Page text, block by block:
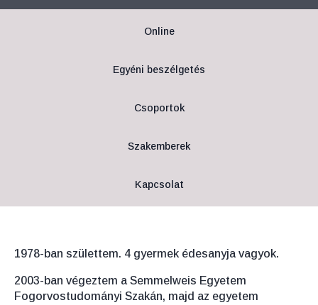
Online
Egyéni beszélgetés
Csoportok
Szakemberek
Kapcsolat
1978-ban születtem. 4 gyermek édesanyja vagyok.
2003-ban végeztem a Semmelweis Egyetem
Fogorvostudományi Szakán, majd az egyetem